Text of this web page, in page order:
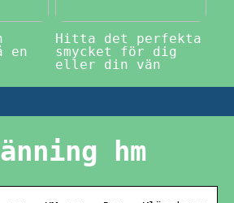
en
Hitta det perfekta
smycket för dig
eller din vän
hm